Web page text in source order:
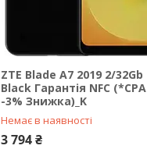
ZTE Blade A7 2019 2/32Gb
Black Гарантія NFC (*CPA
-3% Знижка)_K
Немає в наявності
3 794 ₴